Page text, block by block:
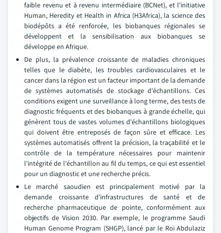
faible revenu et à revenu intermédiaire (BCNet), et l'initiative
Human, Heredity et Health in Africa (H3Africa), la science des
biodépôts a été renforcée, les biobanques régionales se
développent et la sensibilisation aux biobanques se
développe en Afrique.
De plus, la prévalence croissante de maladies chroniques
telles que le diabète, les troubles cardiovasculaires et le
cancer dans la région est un facteur important de la demande
de systèmes automatisés de stockage d'échantillons. Ces
conditions exigent une surveillance à long terme, des tests de
diagnostic fréquents et des biobanques à grande échelle, qui
génèrent tous de vastes volumes d'échantillons biologiques
qui doivent être entreposés de façon sûre et efficace. Les
systèmes automatisés offrent la précision, la traçabilité et le
contrôle de la température nécessaires pour maintenir
l'intégrité de l'échantillon au fil du temps, ce qui est essentiel
pour un diagnostic et une recherche précis.
Le marché saoudien est principalement motivé par la
demande croissante d'infrastructures de santé et de
recherche pharmaceutique de pointe, conformément aux
objectifs de Vision 2030. Par exemple, le programme Saudi
Human Genome Program (SHGP), lancé par le Roi Abdulaziz